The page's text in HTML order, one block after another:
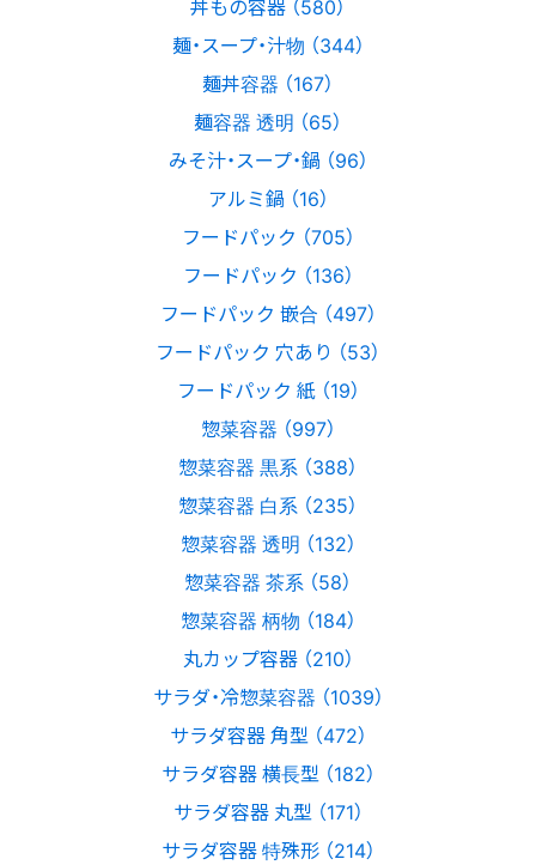
麺・スープ・汁物 （344）
麺丼容器 （167）
麺容器 透明 （65）
みそ汁・スープ・鍋 （96）
アルミ鍋 （16）
フードパック （705）
フードパック （136）
フードパック 嵌合 （497）
フードパック 穴あり （53）
フードパック 紙 （19）
惣菜容器 （997）
惣菜容器 黒系 （388）
惣菜容器 白系 （235）
惣菜容器 透明 （132）
惣菜容器 茶系 （58）
惣菜容器 柄物 （184）
丸カップ容器 （210）
サラダ・冷惣菜容器 （1039）
サラダ容器 角型 （472）
サラダ容器 横長型 （182）
サラダ容器 丸型 （171）
サラダ容器 特殊形 （214）